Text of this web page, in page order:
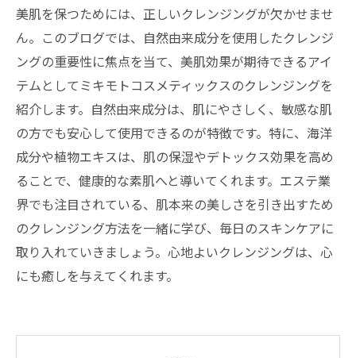
美肌を保つためには、正しいクレンジングが欠かせませ
ん。このブログでは、自然由来成分を使用したクレンジ
ングの重要性に焦点を当て、美肌効果が期待できるアイ
テムとしてミキモトコスメティックスのクレンジングを
紹介します。自然由来成分は、肌にやさしく、敏感な肌
の方でも安心して使用できるのが特徴です。特に、海洋
成分や植物エキスは、肌の保湿やデトックス効果を高め
ることで、健康的な素肌へと導いてくれます。エステ業
界でも注目されている、肌本来の美しさを引き出すため
のクレンジング方法を一緒に学び、毎日のスキンケアに
取り入れていきましょう。心地よいクレンジングは、心
にも癒しを与えてくれます。